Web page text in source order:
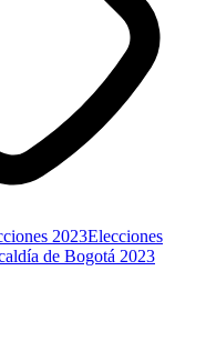
2023Elecciones
de Bogotá 2023